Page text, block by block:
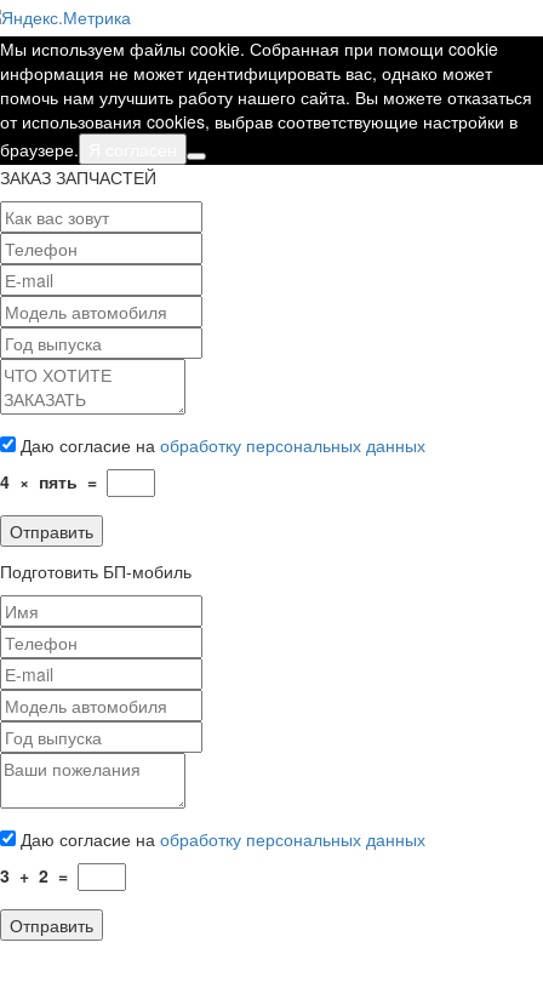
Мы используем файлы cookie. Собранная при помощи cookie
информация не может идентифицировать вас, однако может
помочь нам улучшить работу нашего сайта. Вы можете отказаться
от использования cookies, выбрав соответствующие настройки в
браузере.
ЗАКАЗ ЗАПЧАСТЕЙ
Даю согласие на обработку персональных данных
4 × пять =
Подготовить БП-мобиль
Даю согласие на обработку персональных данных
3 + 2 =